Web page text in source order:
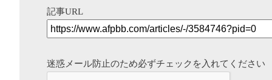
記事URL
迷惑メール防止のため必ずチェックを入れてください